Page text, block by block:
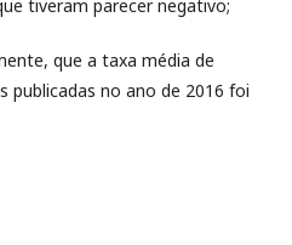
tiveram parecer negativo;
que a taxa média de
publicadas no ano de 2016 foi